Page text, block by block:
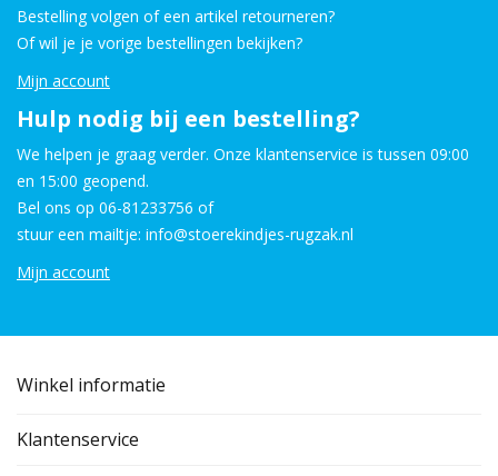
Bestelling volgen of een artikel retourneren?
Of wil je je vorige bestellingen bekijken?
Mijn account
Hulp nodig bij een bestelling?
We helpen je graag verder. Onze klantenservice is tussen 09:00
en 15:00 geopend.
Bel ons op 06-81233756 of
stuur een mailtje: info@stoerekindjes-rugzak.nl
Mijn account
Winkel informatie
Klantenservice